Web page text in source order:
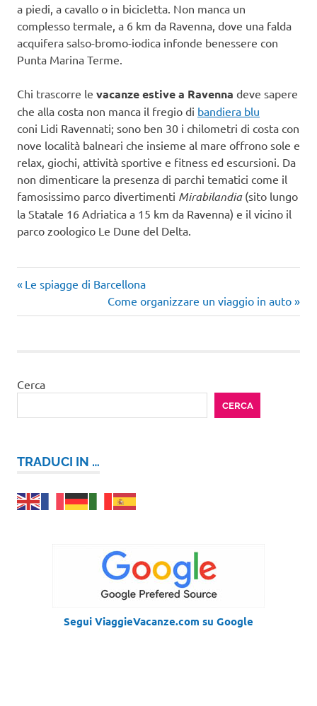
a piedi, a cavallo o in bicicletta. Non manca un
complesso termale, a 6 km da Ravenna, dove una falda
acquifera salso-bromo-iodica infonde benessere con
Punta Marina Terme.
Chi trascorre le vacanze estive a Ravenna deve sapere
che alla costa non manca il fregio di bandiera blu
coni Lidi Ravennati; sono ben 30 i chilometri di costa con
nove località balneari che insieme al mare offrono sole e
relax, giochi, attività sportive e fitness ed escursioni. Da
non dimenticare la presenza di parchi tematici come il
famosissimo parco divertimenti Mirabilandia (sito lungo
la Statale 16 Adriatica a 15 km da Ravenna) e il vicino il
parco zoologico Le Dune del Delta.
Navigazione
articoli
Articolo
Le spiagge di Barcellona
Articolo
successivo:
Come organizzare un viaggio in auto
Cerca
CERCA
TRADUCI IN …
Segui ViaggieVacanze.com su Google